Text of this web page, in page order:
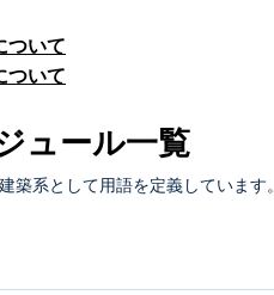
ついて
ついて
ュール一覧
系として用語を定義しています。